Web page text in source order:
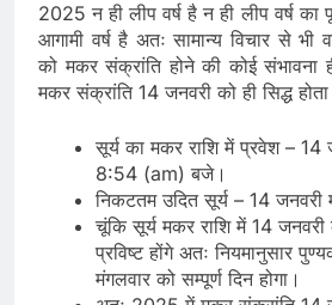
2025 न ही लीप वर्ष है न ही लीप वर्ष का
आगामी वर्ष है अतः सामान्य विचार से
को मकर संक्रांति होने की कोई संभावना
मकर संक्रांति 14 जनवरी को ही सिद्ध
सूर्य का मकर राशि में प्रवेश – 14
8:54 (am) बजे।
निकटतम उदित सूर्य – 14 जनवरी
चूंकि सूर्य मकर राशि में 14 जनवरी
प्रविष्ट होंगे अतः नियमानुसार
मंगलवार को सम्पूर्ण दिन होगा।